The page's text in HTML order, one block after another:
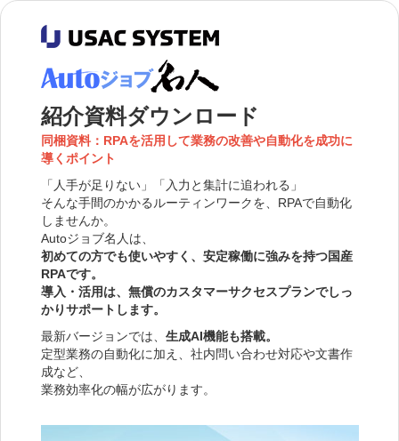
紹介資料ダウンロード
同梱資料：RPAを活用して業務の改善や自動化を成功に
導くポイント
「人手が足りない」「入力と集計に追われる」
そんな手間のかかるルーティンワークを、RPAで自動化
しませんか。
Autoジョブ名人は、
初めての方でも使いやすく、安定稼働に強みを持つ国産
RPAです。
導入・活用は、無償のカスタマーサクセスプランでしっ
かりサポートします。
最新バージョンでは、 生成AI機能も搭載。
定型業務の自動化に加え、社内問い合わせ対応や文書作
成など、
業務効率化の幅が広がります。